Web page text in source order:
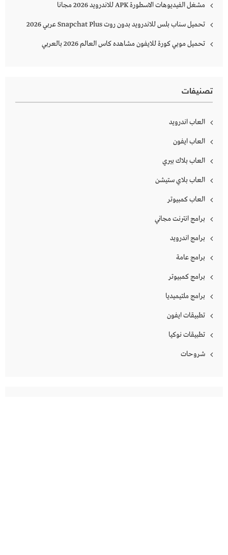
مشغل الفيديوهات الاسطورة APK للاندرويد 2026 مجانا
تحميل سناب بلس للاندرويد بدون روت Snapchat Plus‏ عربي 2026
تحميل موبي كورة للايفون مشاهده كاس العالم 2026 بالعربي
تصنيفات
العاب اندرويد
العاب ايفون
العاب بلاك بيري
العاب بلاي ستيشن
العاب كمبيوتر
برامج انترنت مجاني
برامج اندرويد
برامج عامة
برامج كمبيوتر
برامج ملتيميديا
تطبيقات ايفون
تطبيقات نوكيا
شروحات